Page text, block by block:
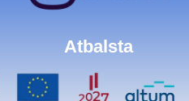
Atbalsta